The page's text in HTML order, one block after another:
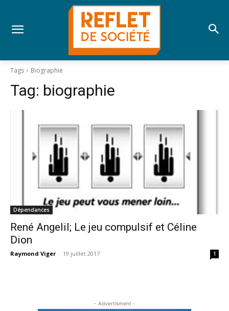
Tags Biographie
Tag: biographie
Dépendances
René Angelil; Le jeu compulsif et Céline
Dion
Raymond Viger - 19 juillet 2017 1
- Advertisment -